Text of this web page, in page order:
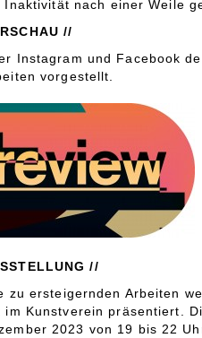
Inaktivität nach einer Weile
//
Instagram und Facebook
vorgestellt.
//
zu ersteigernden Arbeiten
im Kunstverein präsentiert.
2023 von 19 bis 22